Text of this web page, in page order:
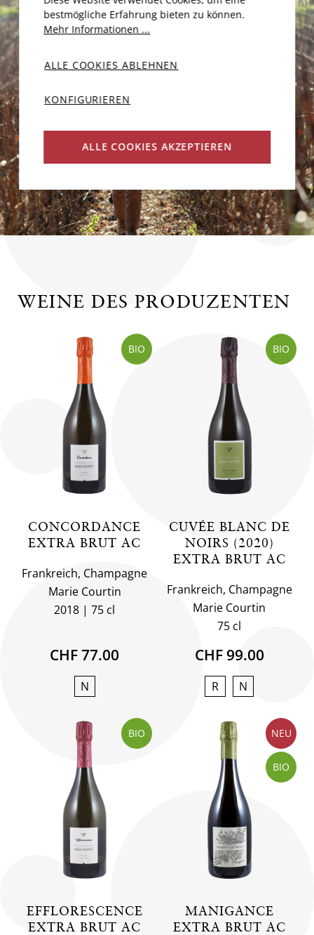
WEINE DES PRODUZENTEN
BIO
CONCORDANCE
EXTRA BRUT AC
Frankreich, Champagne
Marie Courtin
2018
75 cl
CHF 77.00
N
BIO
CUVÉE BLANC DE
NOIRS (2020)
EXTRA BRUT AC
Frankreich, Champagne
Marie Courtin
75 cl
CHF 99.00
R N
BIO
EFFLORESCENCE
EXTRA BRUT AC
NEU
BIO
MANIGANCE
EXTRA BRUT AC
bestmögliche Erfahrung bieten zu können.
Mehr Informationen ...
ALLE COOKIES ABLEHNEN
KONFIGURIEREN
ALLE COOKIES AKZEPTIEREN